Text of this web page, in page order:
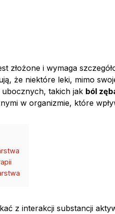
złożone i wymaga
że niektóre leki, mimo
takich jak ból
w organizmie, które
z interakcji substancji